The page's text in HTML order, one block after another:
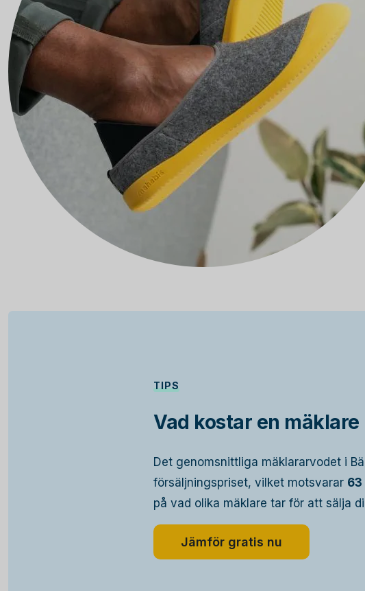
TIPS
Vad kostar en mäklare
Det genomsnittliga mäklararvodet i
försäljningspriset, vilket motsvarar
på vad olika mäklare tar för att sälja
Jämför gratis nu